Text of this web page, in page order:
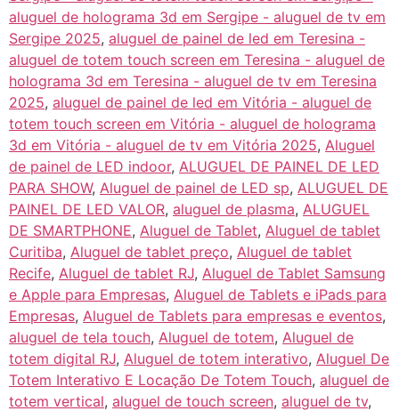
aluguel de holograma 3d em Sergipe - aluguel de tv em
Sergipe 2025, aluguel de painel de led em Teresina -
aluguel de totem touch screen em Teresina - aluguel de
holograma 3d em Teresina - aluguel de tv em Teresina
2025, aluguel de painel de led em Vitória - aluguel de
totem touch screen em Vitória - aluguel de holograma
3d em Vitória - aluguel de tv em Vitória 2025, Aluguel
de painel de LED indoor, ALUGUEL DE PAINEL DE LED
PARA SHOW, Aluguel de painel de LED sp, ALUGUEL DE
PAINEL DE LED VALOR, aluguel de plasma, ALUGUEL
DE SMARTPHONE, Aluguel de Tablet, Aluguel de tablet
Curitiba, Aluguel de tablet preço, Aluguel de tablet
Recife, Aluguel de tablet RJ, Aluguel de Tablet Samsung
e Apple para Empresas, Aluguel de Tablets e iPads para
Empresas, Aluguel de Tablets para empresas e eventos,
aluguel de tela touch, Aluguel de totem, Aluguel de
totem digital RJ, Aluguel de totem interativo, Aluguel De
Totem Interativo E Locação De Totem Touch, aluguel de
totem vertical, aluguel de touch screen, aluguel de tv,